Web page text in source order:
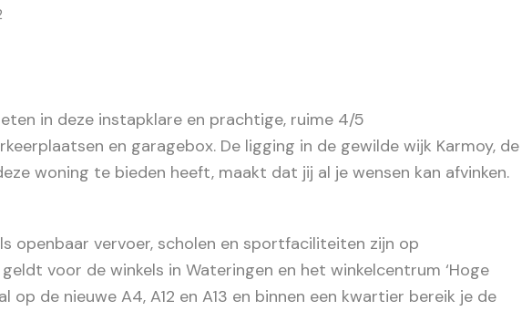
in deze instapklare en prachtige, ruime 4/5
en garagebox. De ligging in de gewilde wijk Karmoy, de
woning te bieden heeft, maakt dat jij al je wensen kan afvinken.
openbaar vervoer, scholen en sportfaciliteiten zijn op
voor de winkels in Wateringen en het winkelcentrum ‘Hoge
op de nieuwe A4, A12 en A13 en binnen een kwartier bereik je de